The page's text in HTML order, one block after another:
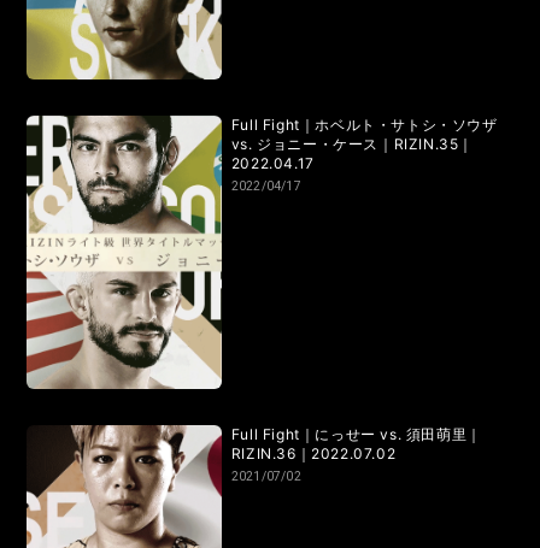
Full Fight｜ホベルト・サトシ・ソウザ
vs. ジョニー・ケース｜RIZIN.35｜
2022.04.17
2022/04/17
Full Fight｜にっせー vs. 須田萌里｜
RIZIN.36｜2022.07.02
2021/07/02